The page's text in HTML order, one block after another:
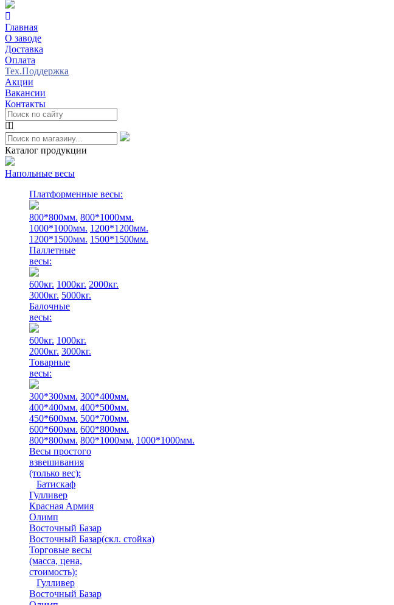
Главная
О заводе
Доставка
Оплата
Тех.Поддержка
Акции
Вакансии
Контакты
Каталог продукции
Напольные весы
Платформенные весы:
800*800мм. 800*1000мм.
1000*1000мм. 1200*1200мм.
1200*1500мм. 1500*1500мм.
Паллетные
весы:
600кг. 1000кг. 2000кг.
3000кг. 5000кг.
Балочные
весы:
600кг. 1000кг.
2000кг. 3000кг.
Товарные
весы:
300*300мм. 300*400мм.
400*400мм. 400*500мм.
450*600мм. 500*700мм.
600*600мм. 600*800мм.
800*800мм. 800*1000мм. 1000*1000мм.
Весы простого
взвешивания
(только вес):
Батискаф
Гулливер
Красная Армия
Олимп
Восточный Базар
Восточный Базар(скл. стойка)
Торговые весы
(масса, цена,
стоимость):
Гулливер
Восточный Базар